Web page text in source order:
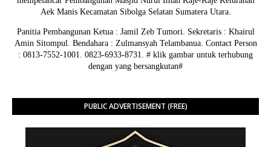
Aek Manis Kecamatan Sibolga Selatan Sumatera Utara.
Panitia Pembangunan Ketua : Jamil Zeb Tumori. Sekretaris : Khairul
Amin Sitompul. Bendahara : Zulmansyah Telambanua. Contact Person
: 0813-7552-1001. 0823-6933-8731. # klik gambar untuk terhubung
dengan yang bersangkutan#
PUBLIC ADVERTISEMENT (FREE)